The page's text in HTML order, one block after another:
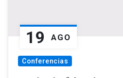
19 AGO
Conferencias